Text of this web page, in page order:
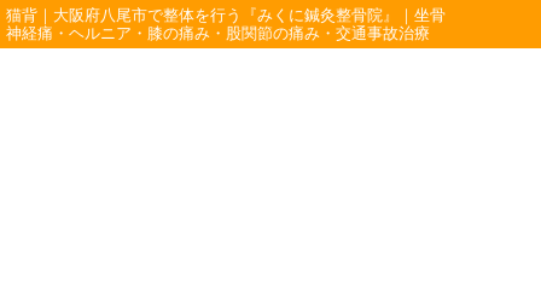
猫背｜大阪府八尾市で整体を行う『みくに鍼灸整骨院』｜坐骨
神経痛・ヘルニア・膝の痛み・股関節の痛み・交通事故治療